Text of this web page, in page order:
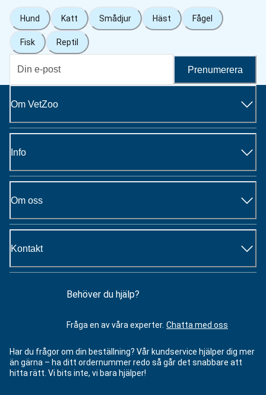
Hund Katt Smådjur Häst Fågel
Fisk Reptil
Prenumerera
Om VetZoo
Info
Om oss
Kontakt
Behöver du hjälp?
Fråga en av våra experter. Chatta med oss
Har du frågor om din beställning? Vår kundservice hjälper dig mer
än gärna – ha ditt ordernummer redo så går det snabbare att
hitta rätt. Vi bits inte, vi bara hjälper!